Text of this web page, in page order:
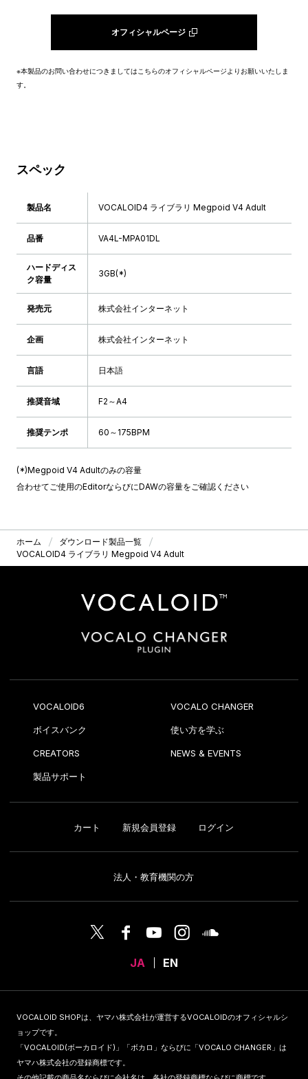
オフィシャルページ
※本製品のお問い合わせにつきましてはこちらのオフィシャルページよりお願いいたしま
す。
スペック
製品名 VOCALOID4 ライブラリ Megpoid V4 Adult
品番 VA4L-MPA01DL
ハードディス
ク容量
3GB(*)
発売元 株式会社インターネット
企画 株式会社インターネット
言語 日本語
推奨音域 F2～A4
推奨テンポ 60～175BPM
(*)Megpoid V4 Adultのみの容量
合わせてご使用のEditorならびにDAWの容量をご確認ください
ホーム
ダウンロード製品一覧
VOCALOID4 ライブラリ Megpoid V4 Adult
VOCALOID6 VOCALO CHANGER
ボイスバンク 使い方を学ぶ
CREATORS NEWS & EVENTS
製品サポート
カート 新規会員登録 ログイン
法人・教育機関の方
JA EN
VOCALOID SHOPは、ヤマハ株式会社が運営するVOCALOIDのオフィシャルシ
ョップです。
「VOCALOID(ボーカロイド)」「ボカロ」ならびに「VOCALO CHANGER」は
ヤマハ株式会社の登録商標です。